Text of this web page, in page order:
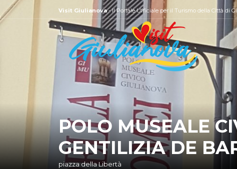
Visit Giulianova- Il Portale Ufficiale per il Turismo della Città di
POLO MUSEALE
GENTILIZIA DE
piazza della Libertà